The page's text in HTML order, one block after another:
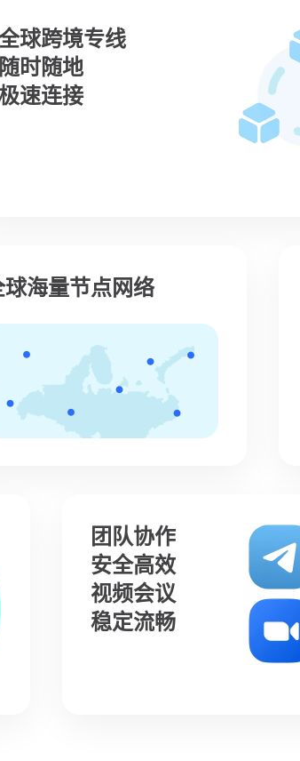
球跨境专线
随时随地
速连接
球海量节点网络
团队协作
安全高效
视频会议
稳定流畅